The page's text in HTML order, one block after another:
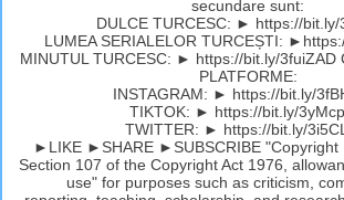
secundare sunt:
DULCE TURCESC: ► https://bit.ly/
LUMEA SERIALELOR TURCEȘTI:
MINUTUL TURCESC: ► https://bit.ly/3fuiZAD
PLATFORME:
INSTAGRAM: ► https://bit.ly/
TIKTOK: ► https://bit.ly/
TWITTER: ► https://bit.ly/
►LIKE ►SHARE ►SUBSCRIBE "Copyright
Section 107 of the Copyright Act 1976,
use" for purposes such as criticism,